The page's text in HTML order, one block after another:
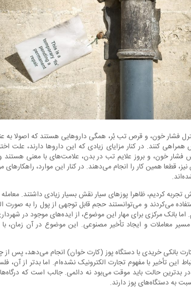
فشار خون، و قرص تب بُر، همگی داروهایی هستند که اصولا به
همراهی کنند. در کنار مزایای زیادی که این داروها دارند، علت
خون، و بروز علایم تب در بدن، علامت‌های با معنی هستند و
قطعا همین کار را انجام می‌دهند. در کنار این موارد،
کردیم، ظاهرا پوزهای سیار نقش بسیار زیادی داشتند. معامله
می‌کردند و می‌توانستند حجم قابل توجهی از پول را به صورت
بانک مرکزی برای مهار این موضوع، از ایده‌های موجود در
معاملات و ایجاد تأخیر مصنوعی. این موضوع در آن زمان،
بانکی خریدی با دستگاه پوز (کارت خوان) انجام می‌دهد، پس
این تأخیر با مفهوم تجارت الکترونیک نشده‌ام. اما بدتر از آن،
بدترین حالت باید موقت می‌بود نه دائمی. جالب است که
به دستگاه‌های پوز دارند.